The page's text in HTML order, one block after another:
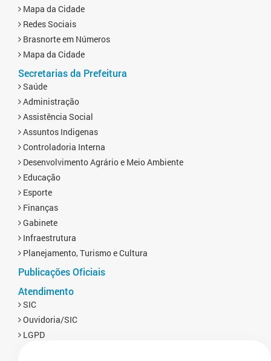
Mapa da Cidade
Redes Sociais
Brasnorte em Números
Mapa da Cidade
Secretarias da Prefeitura
Saúde
Administração
Assistência Social
Assuntos Indigenas
Controladoria Interna
Desenvolvimento Agrário e Meio Ambiente
Educação
Esporte
Finanças
Gabinete
Infraestrutura
Planejamento, Turismo e Cultura
Publicações Oficiais
Atendimento
SIC
Ouvidoria/SIC
LGPD